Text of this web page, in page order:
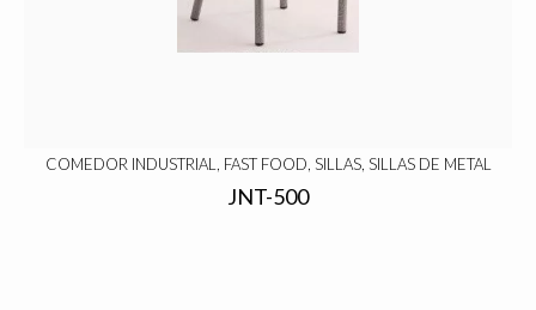
COMEDOR INDUSTRIAL, FAST FOOD, SILLAS, SILLAS DE METAL
JNT-500